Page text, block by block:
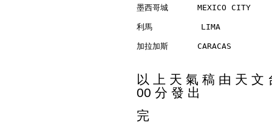
墨西哥城      MEXICO
利馬          LIMA
加拉加斯      CARACAS
以 上 天 氣 稿 由 天 文
00 分 發 出
完